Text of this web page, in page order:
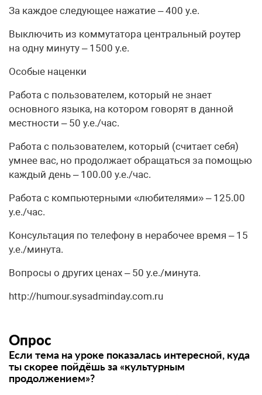
За каждое следующее нажатие – 400 у.е.
Выключить из коммутатора центральный роутер
на одну минуту – 1500 у.е.
Особые наценки
Работа с пользователем, который не знает
основного языка, на котором говорят в данной
местности – 50 у.е./час.
Работа с пользователем, который (считает себя)
умнее вас, но продолжает обращаться за помощью
каждый день – 100.00 у.е./час.
Работа с компьютерными «любителями» – 125.00
у.е./час.
Консультация по телефону в нерабочее время – 15
у.е./минута.
Вопросы о других ценах – 50 у.е./минута.
http://humour.sysadminday.com.ru
Опрос
Если тема на уроке показалась интересной, куда
ты скорее пойдёшь за «культурным
продолжением»?